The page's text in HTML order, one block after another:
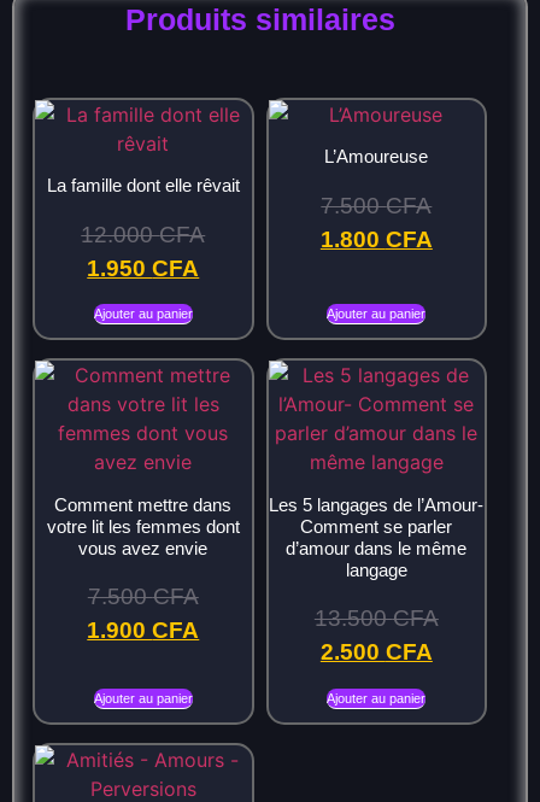
Produits similaires
La famille dont elle rêvait
12.000CFA
1.950CFA
Ajouter au panier
L’Amoureuse
7.500CFA
1.800 CFA
Ajouter au panier
Comment mettre dans
votre lit les femmes dont
vous avez envie
7.500CFA
1.900CFA
Ajouter au panier
Les 5 langages de l’Amour-
Comment se parler
d’amour dans le même
langage
13.500CFA
2.500 CFA
Ajouter au panier